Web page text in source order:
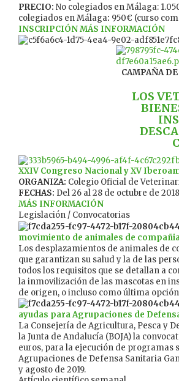
PRECIO: No colegiados en Málaga:
colegiados en Málaga: 950€ (curso
INSCRIPCIÓNMÁS INFORMACIÓN
CAMPAÑA
LOS
XXIV Congreso Nacional y XV
ORGANIZA: Colegio Oficial de
FECHAS: Del 26 al 28 de octubre de 2018
MÁS INFORMACIÓN
Legislación / Convocatorias
movimiento de animales de
Los desplazamientos de animales de
que garantizan su salud y la de las
todos los requisitos que se detallan a
la inmovilización de las mascotas en
de origen, o incluso como última
ayudas para Agrupaciones de
La Consejería de Agricultura, Pesca y
la Junta de Andalucía (BOJA) la
euros, para la ejecución de programas
Agrupaciones de Defensa Sanitaria
y agosto de 2019.